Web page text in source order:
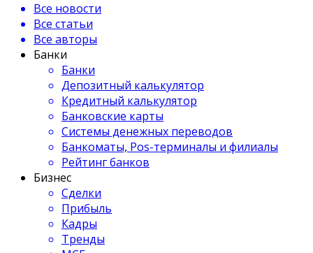
Все новости
Все статьи
Все авторы
Банки
Банки
Депозитный калькулятор
Кредитный калькулятор
Банковские карты
Системы денежных переводов
Банкоматы, Pos-терминалы и филиалы
Рейтинг банков
Бизнес
Сделки
Прибыль
Кадры
Тренды